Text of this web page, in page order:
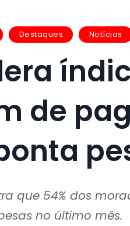
Destaques Notícias
de
que 54% dos
no último mês.